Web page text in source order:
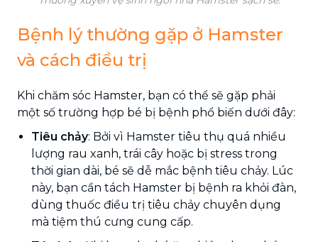
Bệnh lý thường gặp ở Hamster
và cách điều trị
Khi chăm sóc Hamster, bạn có thể sẽ gặp phải
một số trường hợp bé bị bệnh phổ biến dưới đây:
Tiêu chảy: Bởi vì Hamster tiêu thụ quá nhiều
lượng rau xanh, trái cây hoặc bị stress trong
thời gian dài, bé sẽ dễ mắc bệnh tiêu chảy. Lúc
này, bạn cần tách Hamster bị bệnh ra khỏi đàn,
dùng thuốc điều trị tiêu chảy chuyên dụng
mà tiệm thú cưng cung cấp.